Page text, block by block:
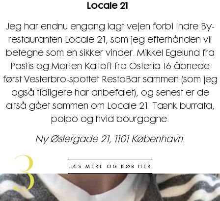
Locale 21
Jeg har endnu engang lagt vejen forbi Indre By-
restauranten Locale 21, som jeg efterhånden vil
betegne som en sikker vinder. Mikkel Egelund fra
Pastis og Morten Kaltoft fra Osteria 16 åbnede
først Vesterbro-spottet RestoBar sammen (som jeg
også tidligere har anbefalet), og senest er de
altså gået sammen om Locale 21. Tænk burrata,
polpo og hvid bourgogne.
Ny Østergade 21, 1101 København.
LÆS MERE OG KØB HER
3